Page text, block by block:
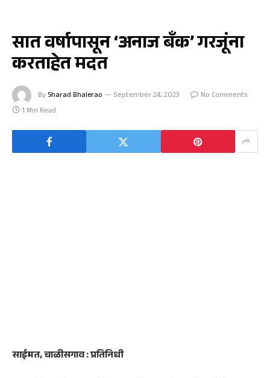
सात वर्षापासून ‘अनाज बँक’ गरजूंना
करताहेत मदत
By Sharad Bhalerao September 24, 2023
No Comments
1 Min Read
साईमत, चाळीसगाव : प्रतिनिधी